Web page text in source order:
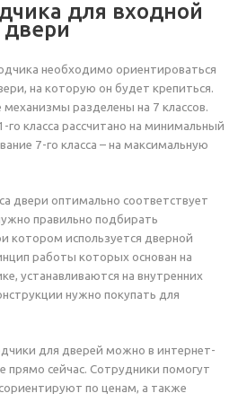
для входной
двери
необходимо ориентироваться
на которую он будет крепиться.
разделены на 7 классов.
класса рассчитано на минимальный
7-го класса – на максимальную
двери оптимально соответствует
правильно подбирать
котором используется дверной
работы которых основан на
устанавливаются на внутренних
нужно покупать для
для дверей можно в интернет-
прямо сейчас. Сотрудники помогут
по ценам, а также